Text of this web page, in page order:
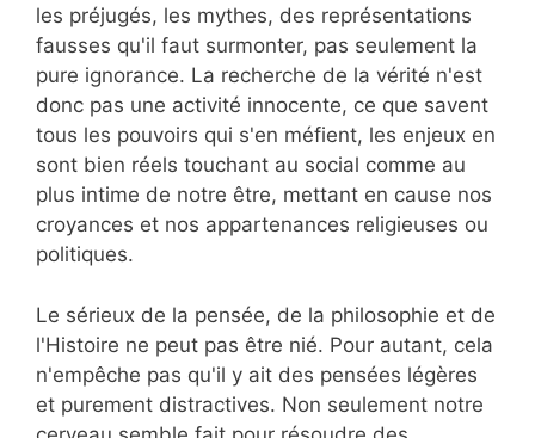
les préjugés, les mythes, des représentations
fausses qu'il faut surmonter, pas seulement la
pure ignorance. La recherche de la vérité n'est
donc pas une activité innocente, ce que savent
tous les pouvoirs qui s'en méfient, les enjeux en
sont bien réels touchant au social comme au
plus intime de notre être, mettant en cause nos
croyances et nos appartenances religieuses ou
politiques.
Le sérieux de la pensée, de la philosophie et de
l'Histoire ne peut pas être nié. Pour autant, cela
n'empêche pas qu'il y ait des pensées légères
et purement distractives. Non seulement notre